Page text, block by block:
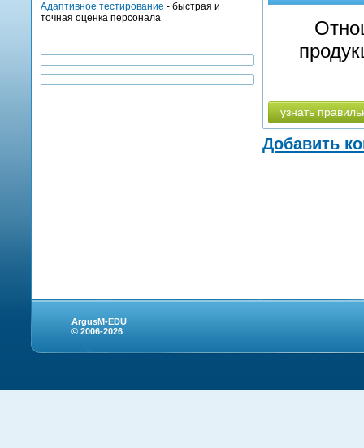
узнать
Добавить
Адаптивное тестирование - быстрая и
точная оценка персонала
ArgusM-EDU
© 2006-2026